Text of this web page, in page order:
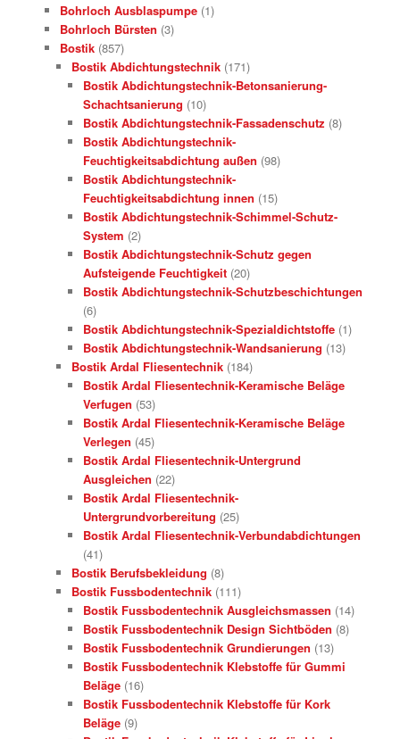
Bohrloch Ausblaspumpe (1)
Bohrloch Bürsten (3)
Bostik (857)
Bostik Abdichtungstechnik (171)
Bostik Abdichtungstechnik-Betonsanierung-
Schachtsanierung (10)
Bostik Abdichtungstechnik-Fassadenschutz (8)
Bostik Abdichtungstechnik-
Feuchtigkeitsabdichtung außen (98)
Bostik Abdichtungstechnik-
Feuchtigkeitsabdichtung innen (15)
Bostik Abdichtungstechnik-Schimmel-Schutz-
System (2)
Bostik Abdichtungstechnik-Schutz gegen
Aufsteigende Feuchtigkeit (20)
Bostik Abdichtungstechnik-Schutzbeschichtungen
(6)
Bostik Abdichtungstechnik-Spezialdichtstoffe (1)
Bostik Abdichtungstechnik-Wandsanierung (13)
Bostik Ardal Fliesentechnik (184)
Bostik Ardal Fliesentechnik-Keramische Beläge
Verfugen (53)
Bostik Ardal Fliesentechnik-Keramische Beläge
Verlegen (45)
Bostik Ardal Fliesentechnik-Untergrund
Ausgleichen (22)
Bostik Ardal Fliesentechnik-
Untergrundvorbereitung (25)
Bostik Ardal Fliesentechnik-Verbundabdichtungen
(41)
Bostik Berufsbekleidung (8)
Bostik Fussbodentechnik (111)
Bostik Fussbodentechnik Ausgleichsmassen (14)
Bostik Fussbodentechnik Design Sichtböden (8)
Bostik Fussbodentechnik Grundierungen (13)
Bostik Fussbodentechnik Klebstoffe für Gummi
Beläge (16)
Bostik Fussbodentechnik Klebstoffe für Kork
Beläge (9)